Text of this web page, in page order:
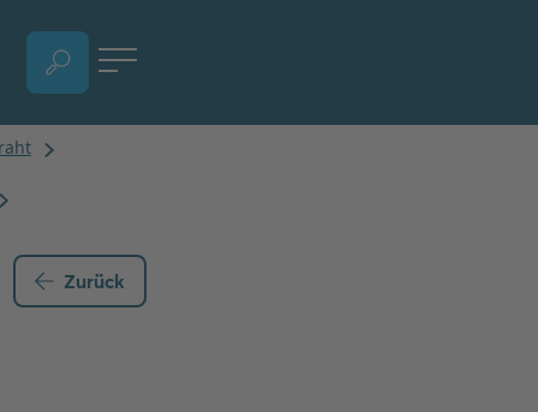
Zurück